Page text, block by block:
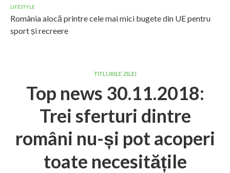
LIFESTYLE
România alocă printre cele mai mici bugete din UE pentru
sport și recreere
TITLURILE ZILEI
Top news 30.11.2018:
Trei sferturi dintre
români nu-și pot acoperi
toate necesitățile